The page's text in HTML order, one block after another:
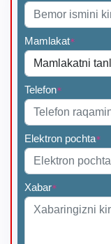
Mamlakat*
Telefon*
Elektron pochta*
Xabar*